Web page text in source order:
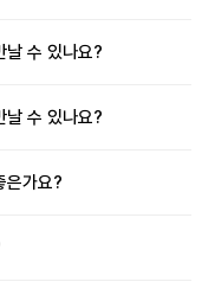
날 수 있나요?
날 수 있나요?
은가요?